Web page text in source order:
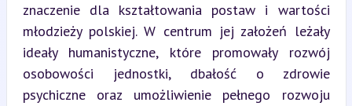
znaczenie dla kształtowania postaw i wartości
młodzieży polskiej. W centrum jej założeń leżały
ideały humanistyczne, które promowały rozwój
osobowości jednostki, dbałość o zdrowie
psychiczne oraz umożliwienie pełnego rozwoju